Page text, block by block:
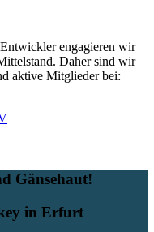
engagieren wir
Daher sind wir
aktive Mitglieder bei:
Gänsehaut!
in Erfurt